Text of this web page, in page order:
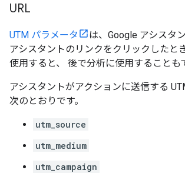
URL
UTM パラメータ
は、Google アシスタ
アシスタントのリンクをクリックしたと
使用すると、 後で分析に使用することも
アシスタントがアクションに送信する
次のとおりです。
utm_source
utm_medium
utm_campaign